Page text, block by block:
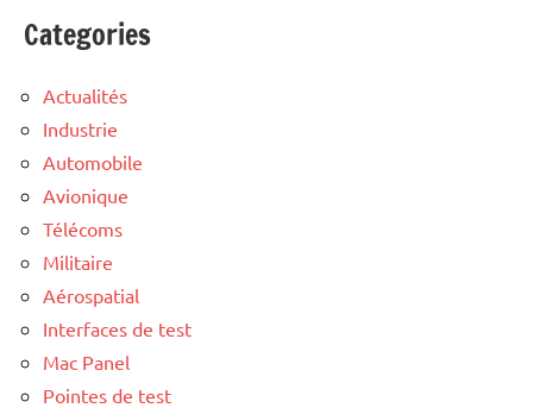
Categories
Actualités
Industrie
Automobile
Avionique
Télécoms
Militaire
Aérospatial
Interfaces de test
Mac Panel
Pointes de test